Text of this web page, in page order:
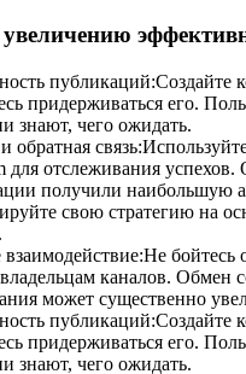
публикаций:Создайте
придерживаться его.
знают, чего ожидать.
обратная
для отслеживания успехов.
получили наибольшую
свою стратегию на
взаимодействие:Не бойтесь
каналов. Обмен
может существенно
публикаций:Создайте
придерживаться его.
знают, чего ожидать.